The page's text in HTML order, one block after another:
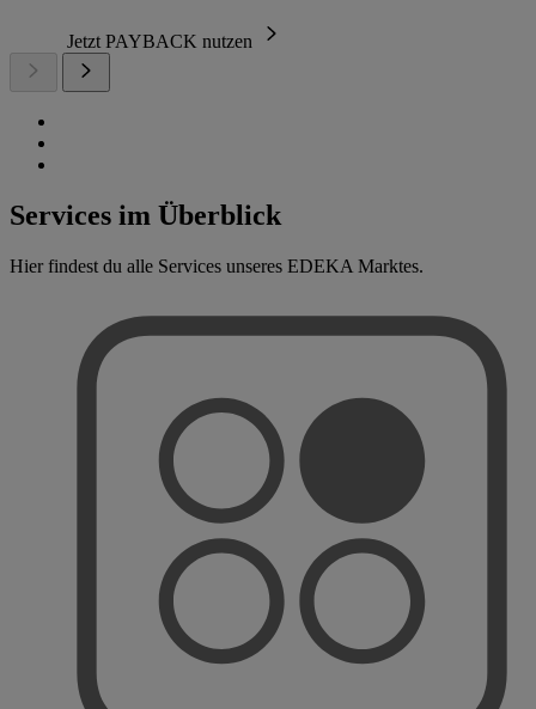
Jetzt PAYBACK nutzen
Services im Überblick
Hier findest du alle Services unseres EDEKA Marktes.